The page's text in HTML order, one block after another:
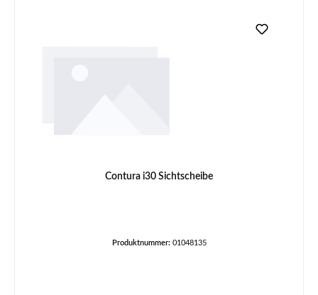
Contura i30 Sichtscheibe
Produktnummer: 01048135